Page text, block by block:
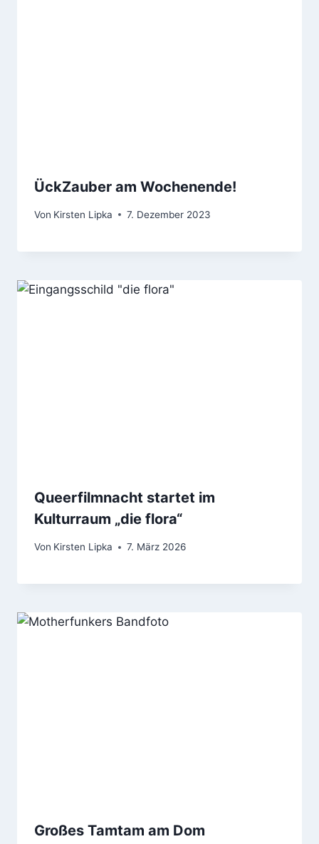
ÜckZauber am Wochenende!
Von Kirsten Lipka 7. Dezember 2023
Queerfilmnacht startet im
Kulturraum „die flora“
Von Kirsten Lipka 7. März 2026
Großes Tamtam am Dom